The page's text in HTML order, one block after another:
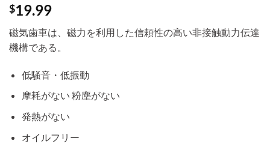
$19.99
磁気歯車は、磁力を利用した信頼性の高い非接触動力伝達
機構である。
低騒音・低振動
摩耗がない 粉塵がない
発熱がない
オイルフリー